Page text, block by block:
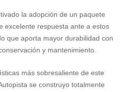
la adopción de un paquete
excelente respuesta ante a estos
que aporta mayor durabilidad con
y mantenimiento.
más sobresaliente de este
se construyo totalmente